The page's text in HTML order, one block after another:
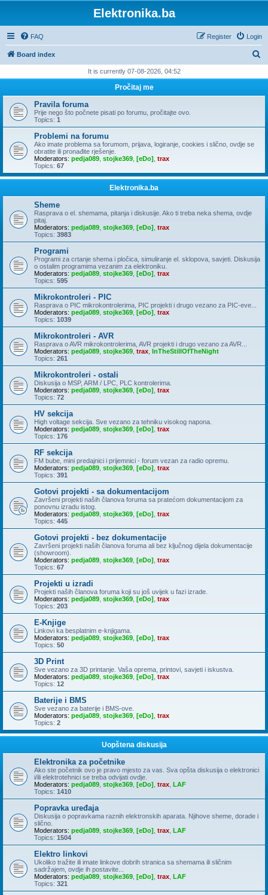
Elektronika.ba
FAQ Login
Register
Board index
r
h
It is currently 07-08-2026, 04:52
Pročitaj me
Pravila foruma
Prije nego što počnete pisati po forumu, pročitajte ovo.
Topics: 1
Problemi na forumu
Ako imate problema sa forumom, prijava, logiranje, cookies i slično, ovdje se
obratite ili pronađite rješenje.
Moderators: pedja089 stojke369 [eDo] trax
Topics: 67
Elektronika.ba
Sheme
Rasprava o el. shemama, pitanja i diskusije. Ako ti treba neka shema, ovdje
pitaj.
Moderators: pedja089 stojke369 [eDo] trax
Topics: 3983
Programi
Programi za crtanje shema i pločica, simuliranje el. sklopova, savjeti. Diskusija
o ostalim programima vezanim za elektroniku.
Moderators: pedja089 stojke369 [eDo] trax
Topics: 595
Mikrokontroleri - PIC
Rasprava o PIC mikrokontrolerima, PIC projekti i drugo vezano za PIC-eve...
Moderators: pedja089 stojke369 [eDo] trax
Topics: 1039
Mikrokontroleri - AVR
Rasprava o AVR mikrokontrolerima, AVR projekti i drugo vezano za AVR...
Moderators: pedja089 stojke369 trax InTheStillOfTheNight
Topics: 261
Mikrokontroleri - ostali
Diskusija o MSP, ARM / LPC, PLC kontrolerima.
Moderators: pedja089 stojke369 [eDo] trax
Topics: 72
HV sekcija
High voltage sekcija. Sve vezano za tehniku visokog napona.
Moderators: pedja089 stojke369 [eDo] trax
Topics: 176
RF sekcija
FM bube, mini predajnici i prijemnici - forum vezan za radio opremu.
Moderators: pedja089 stojke369 [eDo] trax
Topics: 391
Gotovi projekti - sa dokumentacijom
Završeni projekti naših članova foruma sa pratećom dokumentacijom za
ponovnu izradu istog.
Moderators: pedja089 stojke369 [eDo] trax
Topics: 445
Gotovi projekti - bez dokumentacije
Završeni projekti naših članova foruma ali bez ključnog dijela dokumentacije
(showroom).
Moderators: pedja089 stojke369 [eDo] trax
Topics: 67
Projekti u izradi
Projekti naših članova foruma koji su još uvijek u fazi izrade.
Moderators: pedja089 stojke369 [eDo] trax
Topics: 203
E-Knjige
Linkovi ka besplatnim e-knjigama.
Moderators: pedja089 stojke369 [eDo] trax
Topics: 50
3D Print
Sve vezano za 3D printanje. Vaša oprema, printovi, savjeti i iskustva.
Moderators: pedja089 stojke369 [eDo] trax
Topics: 12
Baterije i BMS
Sve vezano za baterije i BMS-ove.
Moderators: pedja089 stojke369 [eDo] trax
Topics: 2
Uopštena diskusija
Elektronika za početnike
Ako ste početnik ovo je pravo mjesto za vas. Sva opšta diskusija o elektronici
i/ili elektrotehnici se treba odvijati ovdje.
Moderators: pedja089 stojke369 [eDo] trax LAF
Topics: 1410
Popravka uređaja
Diskusija o popravkama raznih elektronskih aparata. Njihove sheme, dorade i
slično.
Moderators: pedja089 stojke369 [eDo] trax LAF
Topics: 1504
Elektro linkovi
Ukoliko tražite ili imate linkove dobrih stranica sa shemama ili sličnim
sadržajem, ovdje ih postavite...
Moderators: pedja089 stojke369 [eDo] trax LAF
Topics: 321